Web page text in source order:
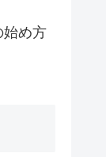
始め方